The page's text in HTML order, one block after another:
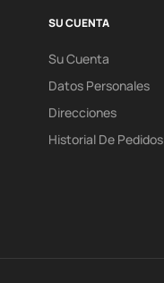
SU CUENTA
Su Cuenta
Datos Personales
Direcciones
Historial De Pedidos